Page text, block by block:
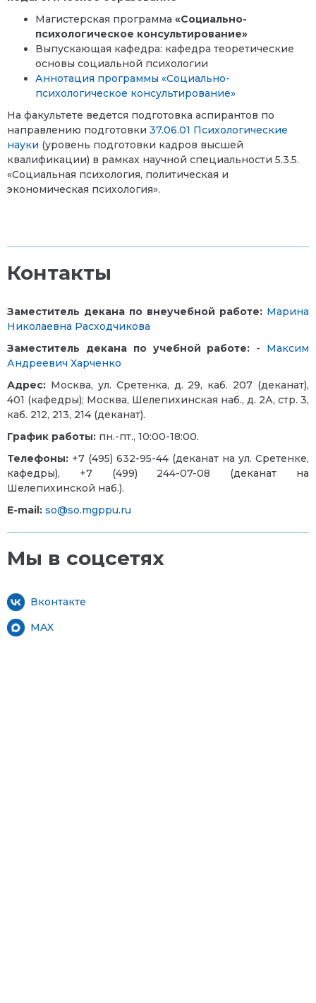
Магистерская программа «Социально-
психологическое консультирование»
Выпускающая кафедра: кафедра теоретические
основы социальной психологии
Аннотация программы «Социально-
психологическое консультирование»
На факультете ведется подготовка аспирантов по
направлению подготовки 37.06.01 Психологические
науки (уровень подготовки кадров высшей
квалификации) в рамках научной специальности 5.3.5.
«Социальная психология, политическая и
экономическая психология».
Контакты
Заместитель декана по внеучебной работе: Марина
Николаевна Расходчикова
Заместитель декана по учебной работе: - Максим
Андреевич Харченко
Адрес: Москва, ул. Сретенка, д. 29, каб. 207 (деканат),
401 (кафедры); Москва, Шелепихинская наб., д. 2А, стр. 3,
каб. 212, 213, 214 (деканат).
График работы: пн.-пт., 10:00-18:00.
Телефоны: +7 (495) 632-95-44 (деканат на ул. Сретенке,
кафедры), +7 (499) 244-07-08 (деканат на
Шелепихинской наб.).
E-mail: so@so.mgppu.ru
Мы в соцсетях
Вконтакте
MAX